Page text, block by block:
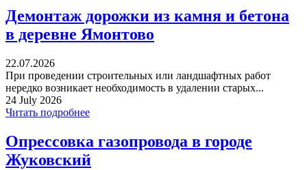
Демонтаж дорожки из камня и бетона
в деревне Ямонтово
22.07.2026
При проведении строительных или ландшафтных работ
нередко возникает необходимость в удалении старых...
24 July 2026
Читать подробнее
Опрессовка газопровода в городе
Жуковский